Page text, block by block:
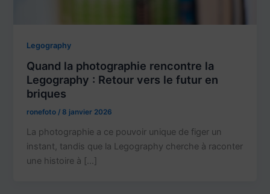
Legography
Quand la photographie rencontre la
Legography : Retour vers le futur en
briques
ronefoto/8 janvier 2026
La photographie a ce pouvoir unique de figer un
instant, tandis que la Legography cherche à raconter
une histoire à […]